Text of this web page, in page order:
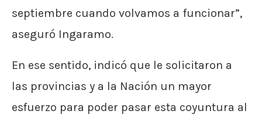
septiembre cuando volvamos a funcionar”,
aseguró Ingaramo.
En ese sentido, indicó que le solicitaron a
las provincias y a la Nación un mayor
esfuerzo para poder pasar esta coyuntura al